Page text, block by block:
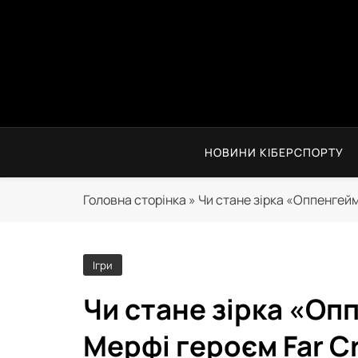
НОВИНИ КІБЕРСПОРТУ
Головна сторінка » Чи стане зірка
Ігри
Чи стане зірка
Мерфі героєм Far